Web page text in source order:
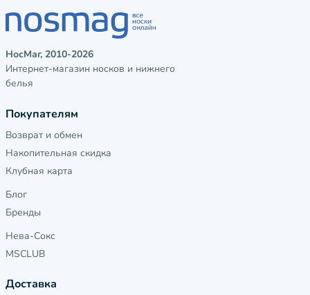
НосМаг, 2010-2026
Интернет-магазин носков и нижнего
белья
Покупателям
Возврат и обмен
Накопительная скидка
Клубная карта
Блог
Бренды
Нева-Сокс
MSCLUB
Доставка